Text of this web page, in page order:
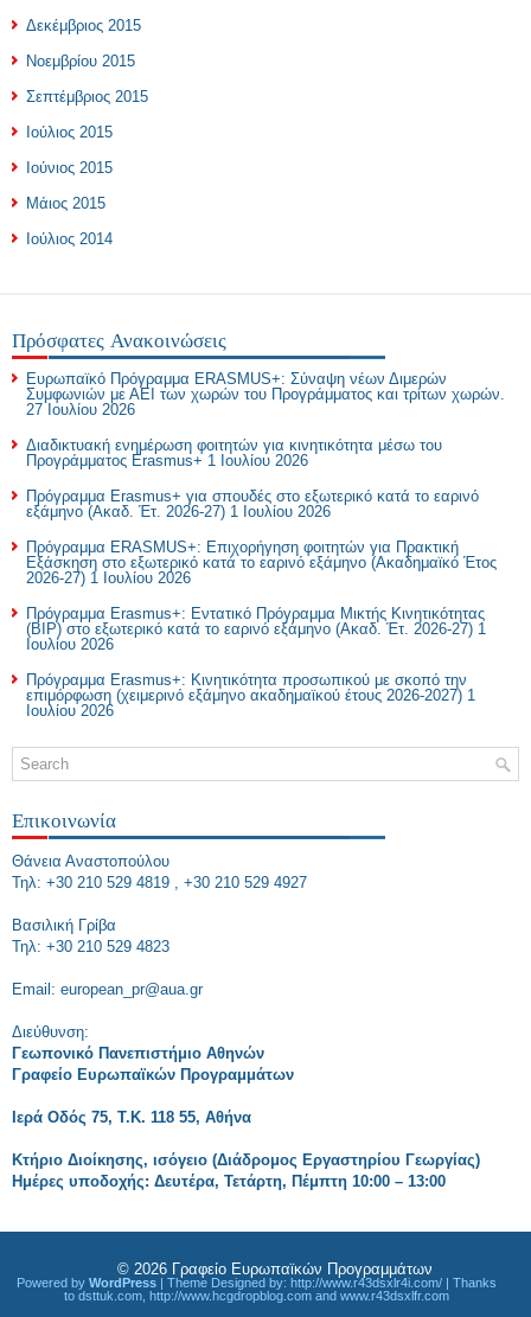
Δεκέμβριος 2015
Νοεμβρίου 2015
Σεπτέμβριος 2015
Ιούλιος 2015
Ιούνιος 2015
Μάιος 2015
Ιούλιος 2014
Πρόσφατες Ανακοινώσεις
Ευρωπαϊκό Πρόγραμμα ERASMUS+: Σύναψη νέων Διμερών
Συμφωνιών με ΑΕΙ των χωρών του Προγράμματος και τρίτων χωρών.
27 Ιουλίου 2026
Διαδικτυακή ενημέρωση φοιτητών για κινητικότητα μέσω του
Προγράμματος Erasmus+ 1 Ιουλίου 2026
Πρόγραμμα Erasmus+ για σπουδές στο εξωτερικό κατά το εαρινό
εξάμηνο (Ακαδ. Έτ. 2026-27) 1 Ιουλίου 2026
Πρόγραμμα ERASMUS+: Επιχορήγηση φοιτητών για Πρακτική
Εξάσκηση στο εξωτερικό κατά το εαρινό εξάμηνο (Ακαδημαϊκό Έτος
2026-27) 1 Ιουλίου 2026
Πρόγραμμα Erasmus+: Εντατικό Πρόγραμμα Μικτής Κινητικότητας
(BIP) στο εξωτερικό κατά το εαρινό εξάμηνο (Ακαδ. Έτ. 2026-27) 1
Ιουλίου 2026
Πρόγραμμα Erasmus+: Κινητικότητα προσωπικού με σκοπό την
επιμόρφωση (χειμερινό εξάμηνο ακαδημαϊκού έτους 2026-2027) 1
Ιουλίου 2026
Επικοινωνία
Θάνεια Αναστοπούλου
Τηλ: +30 210 529 4819 , +30 210 529 4927
Bασιλική Γρίβα
Τηλ: +30 210 529 4823
Εmail: european_pr@aua.gr
Διεύθυνση:
Γεωπονικό Πανεπιστήμιο Αθηνών
Γραφείο Ευρωπαϊκών Προγραμμάτων
Ιερά Οδός 75, Τ.Κ. 118 55, Αθήνα
Κτήριο Διοίκησης, ισόγειο (Διάδρομος Εργαστηρίου Γεωργίας)
Ημέρες υποδοχής: Δευτέρα, Τετάρτη, Πέμπτη 10:00 – 13:00
© 2026 Γραφείο Ευρωπαϊκών Προγραμμάτων
Powered by WordPress | Theme Designed by: http://www.r43dsxlr4i.com/ | Thanks
to dsttuk.com http://www.hcgdropblog.com and www.r43dsxlfr.com